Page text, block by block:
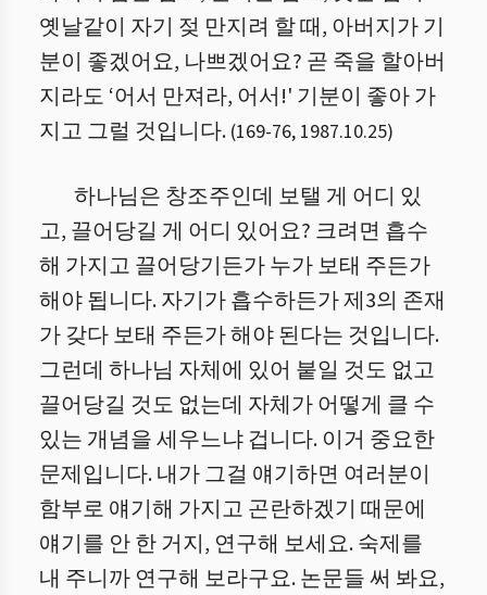
옛날같이 자기 젖 만지려 할 때, 아버지가 기
분이 좋겠어요, 나쁘겠어요? 곧 죽을 할아버
지라도 ‘어서 만져라, 어서!' 기분이 좋아 가
지고 그럴 것입니다. (169-76, 1987.10.25)
하나님은 창조주인데 보탤 게 어디 있
고, 끌어당길 게 어디 있어요? 크려면 흡수
해 가지고 끌어당기든가 누가 보태 주든가
해야 됩니다. 자기가 흡수하든가 제3의 존재
가 갖다 보태 주든가 해야 된다는 것입니다.
그런데 하나님 자체에 있어 붙일 것도 없고
끌어당길 것도 없는데 자체가 어떻게 클 수
있는 개념을 세우느냐 겁니다. 이거 중요한
문제입니다. 내가 그걸 얘기하면 여러분이
함부로 얘기해 가지고 곤란하겠기 때문에
얘기를 안 한 거지, 연구해 보세요. 숙제를
내 주니까 연구해 보라구요. 논문들 써 봐요,